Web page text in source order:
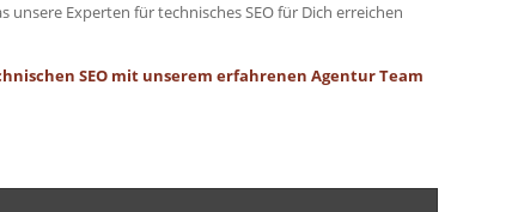
Experten für technisches SEO für Dich erreichen
SEO mit unserem erfahrenen Agentur Team